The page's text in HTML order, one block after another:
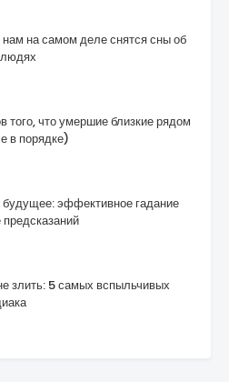
нам на самом деле снятся сны об
того, что умершие близкие рядом
в порядке)
будущее: эффективное гадание
предсказаний
злить: 5 самых вспыльчивых